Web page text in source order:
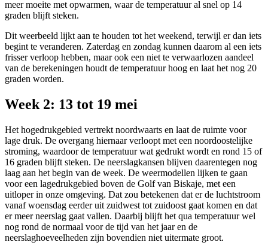
meer moeite met opwarmen, waar de temperatuur al snel op 14
graden blijft steken.
Dit weerbeeld lijkt aan te houden tot het weekend, terwijl er dan iets
begint te veranderen. Zaterdag en zondag kunnen daarom al een iets
frisser verloop hebben, maar ook een niet te verwaarlozen aandeel
van de berekeningen houdt de temperatuur hoog en laat het nog 20
graden worden.
Week 2: 13 tot 19 mei
Het hogedrukgebied vertrekt noordwaarts en laat de ruimte voor
lage druk. De overgang hiernaar verloopt met een noordoostelijke
stroming, waardoor de temperatuur wat gedrukt wordt en rond 15 of
16 graden blijft steken. De neerslagkansen blijven daarentegen nog
laag aan het begin van de week. De weermodellen lijken te gaan
voor een lagedrukgebied boven de Golf van Biskaje, met een
uitloper in onze omgeving. Dat zou betekenen dat er de luchtstroom
vanaf woensdag eerder uit zuidwest tot zuidoost gaat komen en dat
er meer neerslag gaat vallen. Daarbij blijft het qua temperatuur wel
nog rond de normaal voor de tijd van het jaar en de
neerslaghoeveelheden zijn bovendien niet uitermate groot.